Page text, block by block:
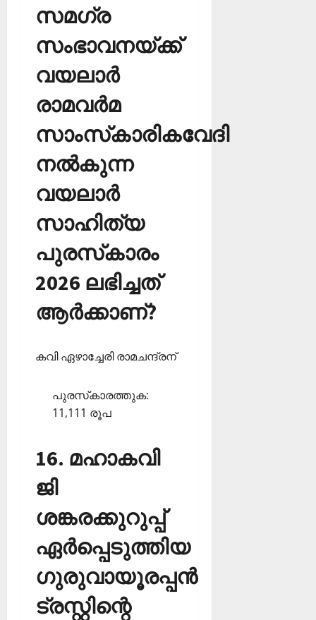
സമഗ്ര
സംഭാവനയ്ക്ക്
വയലാര്‍
രാമവര്‍മ
സാംസ്‌കാരികവേദി
നല്‍കുന്ന
വയലാര്‍
സാഹിത്യ
പുരസ്‌കാരം
2026 ലഭിച്ചത്
ആര്‍ക്കാണ്?
കവി ഏഴാച്ചേരി രാമചന്ദ്രന്
പുരസ്‌കാരത്തുക:
11,111 രൂപ
16. മഹാകവി
ജി
ശങ്കരക്കുറുപ്പ്
ഏര്‍പ്പെടുത്തിയ
ഗുരുവായൂരപ്പന്‍
ട്രസ്റ്റിന്റെ